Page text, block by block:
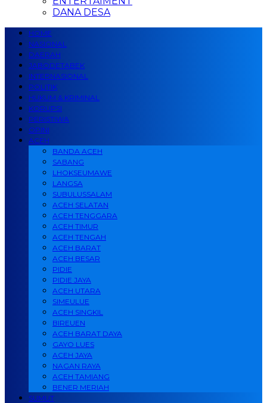
DANA DESA
HOME
NASIONAL
DAERAH
JABODETABEK
INTERNASIONAL
POLITIK
HUKUM & KRIMINAL
KORUPSI
PERISTIWA
OPINI
ACEH
BANDA ACEH
SABANG
LHOKSEUMAWE
LANGSA
SUBULUSSALAM
ACEH SELATAN
ACEH TENGGARA
ACEH TIMUR
ACEH TENGAH
ACEH BARAT
ACEH BESAR
PIDIE
PIDIE JAYA
ACEH UTARA
SIMEULUE
ACEH SINGKIL
BIREUEN
ACEH BARAT DAYA
GAYO LUES
ACEH JAYA
NAGAN RAYA
ACEH TAMIANG
BENER MERIAH
SUMUT